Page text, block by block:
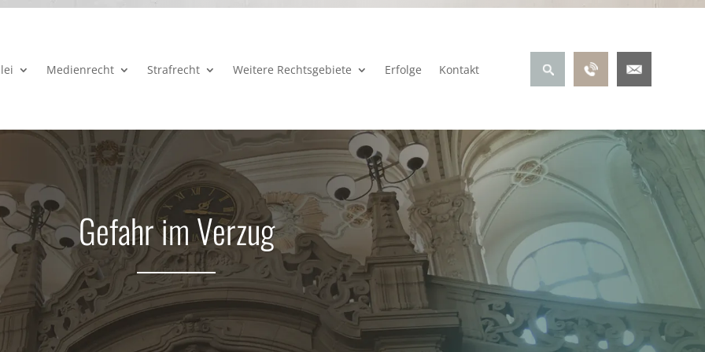
Medienrecht Strafrecht Weitere Rechtsgebiete Erfolge Kontakt
Gefahr im Verzug